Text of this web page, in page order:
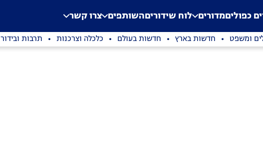
Application error: a
. כפוליםמדורים לוח שידוריםהשותפים צרו קשר
ומשפט חדשות בארץ חדשות בעולם כלכלה וצרכנות תרבות ובידור